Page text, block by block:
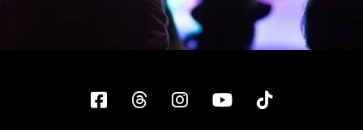
Facebook
ThreadsInstagram
YouTubeTiktok